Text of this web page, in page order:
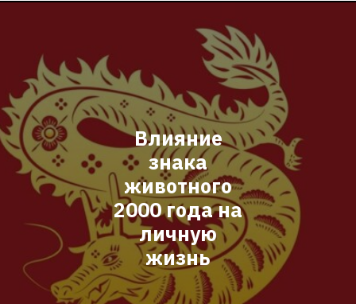
Button
Влияние
знака
животного
2000 года на
личную
жизнь